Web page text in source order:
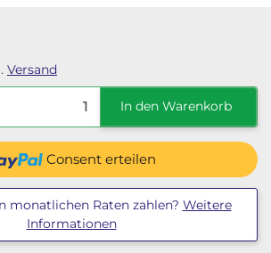
Versand
In den Warenkorb
Consent erteilen
monatlichen Raten zahlen? Weitere
Informationen